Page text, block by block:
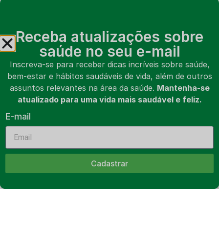
Ozônio
Dr. Ícaro Alves
Receba atualizações sobre
saúde no seu e-mail
Inscreva-se para receber dicas incríveis sobre saúde,
bem-estar e hábitos saudáveis de vida, além de outros
assuntos relevantes na área da saúde. Mantenha-se
atualizado para uma vida mais saudável e feliz.
E-mail
Cadastrar